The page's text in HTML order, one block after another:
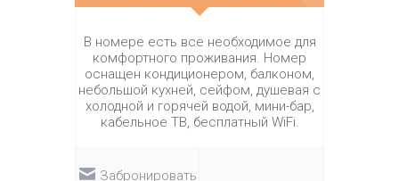
В номере есть все необходимое для
комфортного проживания. Номер
оснащен кондиционером, балконом,
небольшой кухней, сейфом, душевая с
холодной и горячей водой, мини-бар,
кабельное ТВ, бесплатный WiFi.
Забронировать